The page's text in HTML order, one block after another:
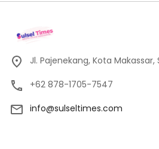
Jl. Pajenekang, Kota Makassar,
+62 878-1705-7547
info@sulseltimes.com